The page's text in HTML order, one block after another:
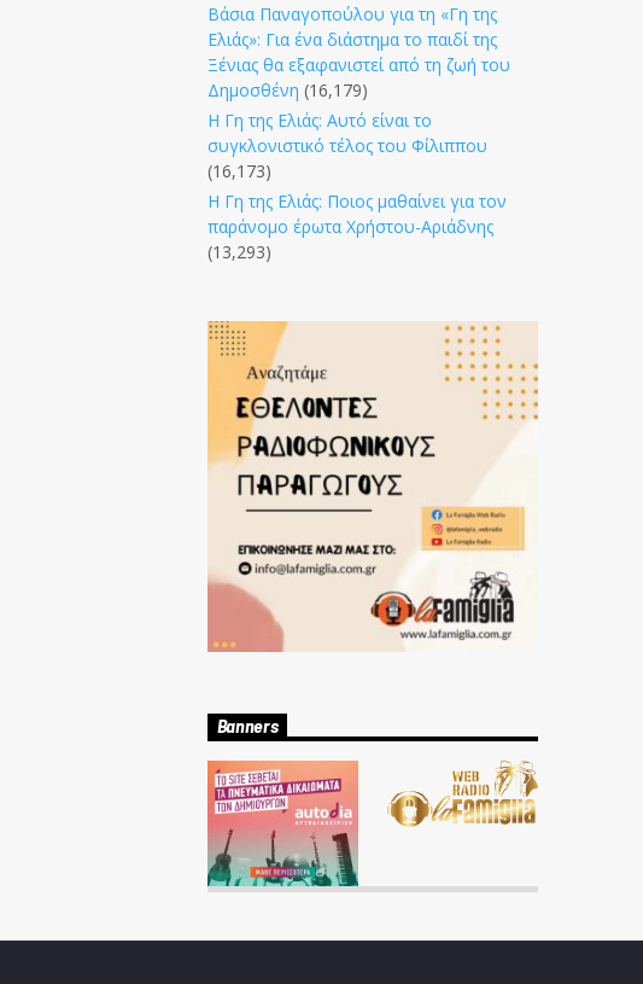
Βάσια Παναγοπούλου για τη «Γη της
Ελιάς»: Για ένα διάστημα το παιδί της
Ξένιας θα εξαφανιστεί από τη ζωή του
Δημοσθένη (16,179)
Η Γη της Ελιάς: Αυτό είναι το
συγκλονιστικό τέλος του Φίλιππου
(16,173)
Η Γη της Ελιάς: Ποιος μαθαίνει για τον
παράνομο έρωτα Χρήστου-Αριάδνης
(13,293)
Banners